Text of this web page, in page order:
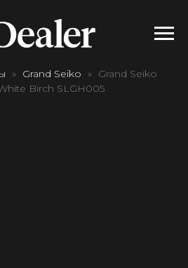
Grand Seiko
Grand Seiko
Birch SLGH005